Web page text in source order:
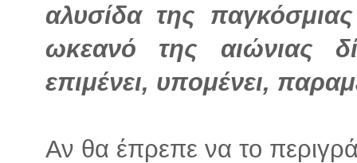
αλυσίδα της
ωκεανό της αιώνιας
επιμένει, υπομένει,
Αν θα έπρεπε να το